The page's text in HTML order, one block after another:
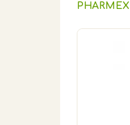
PHARMEX